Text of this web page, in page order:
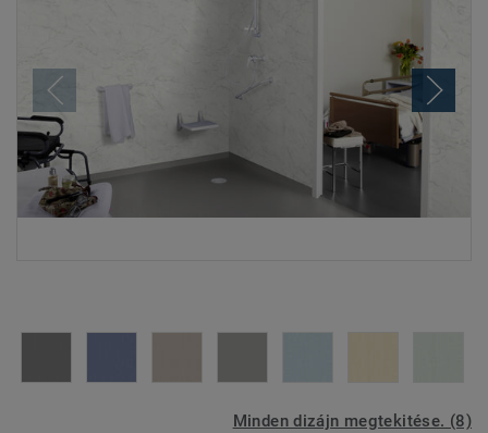
Minden dizájn megtekitése. (8)